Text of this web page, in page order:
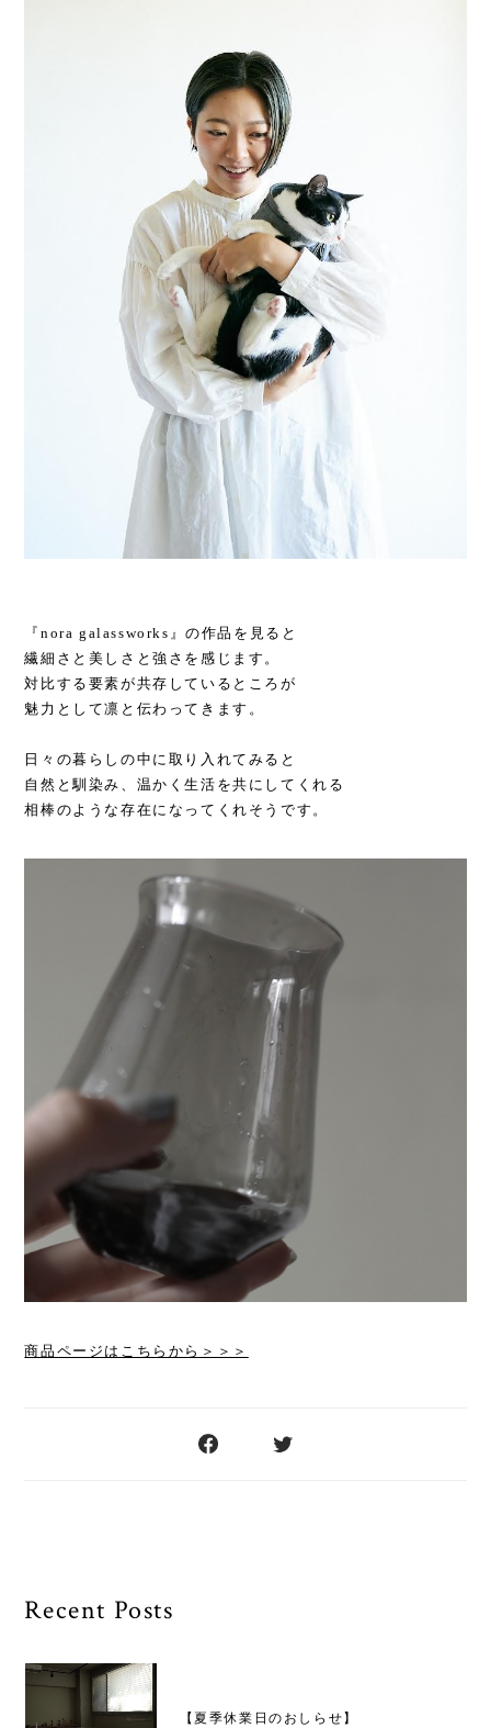
『nora galassworks』の作品を見ると
繊細さと美しさと強さを感じます。
対比する要素が共存しているところが
魅力として凛と伝わってきます。
日々の暮らしの中に取り入れてみると
自然と馴染み、温かく生活を共にしてくれる
相棒のような存在になってくれそうです。
商品ページはこちらから＞＞＞
Recent Posts
【夏季休業日のおしらせ】